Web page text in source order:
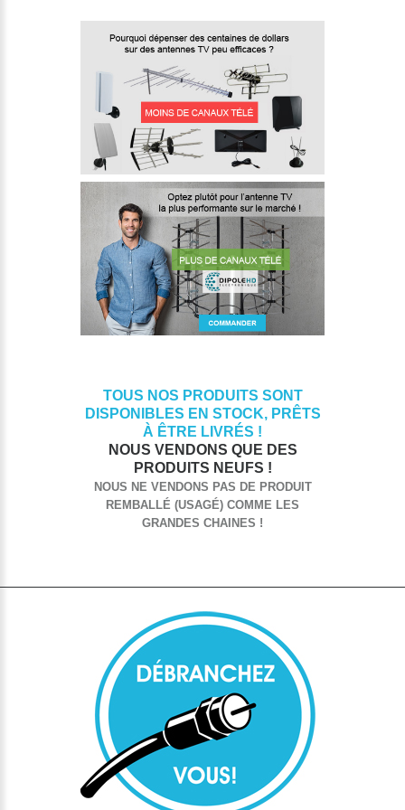
TOUS NOS PRODUITS SONT
DISPONIBLES EN STOCK, PRÊTS
À ÊTRE LIVRÉS !
NOUS VENDONS QUE DES
PRODUITS NEUFS !
NOUS NE VENDONS PAS DE PRODUIT
REMBALLÉ (USAGÉ) COMME LES
GRANDES CHAINES !